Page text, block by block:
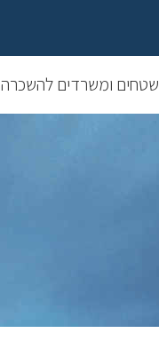
שטחים ומשרדים להשכרה